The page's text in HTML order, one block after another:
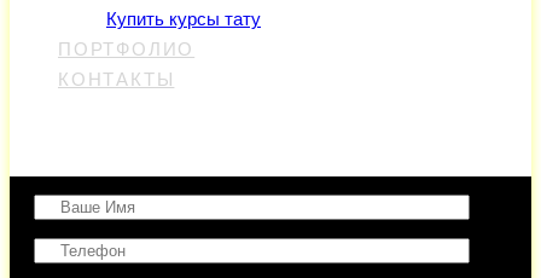
Купить курсы тату
ПОРТФОЛИО
КОНТАКТЫ